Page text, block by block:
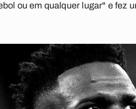
ou em qualquer lugar" e fez